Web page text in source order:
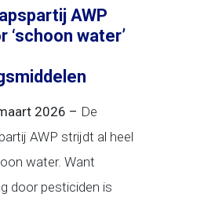
AWP
‘schoon water’
2026 – De
AWP strijdt al heel
water. Want
door pesticiden is